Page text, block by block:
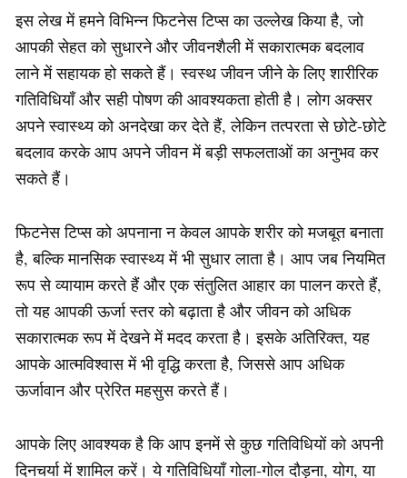
इस लेख में हमने विभिन्न फिटनेस टिप्स का उल्लेख किया है, जो
आपकी सेहत को सुधारने और जीवनशैली में सकारात्मक बदलाव
लाने में सहायक हो सकते हैं। स्वस्थ जीवन जीने के लिए शारीरिक
गतिविधियाँ और सही पोषण की आवश्यकता होती है। लोग अक्सर
अपने स्वास्थ्य को अनदेखा कर देते हैं, लेकिन तत्परता से छोटे-छोटे
बदलाव करके आप अपने जीवन में बड़ी सफलताओं का अनुभव कर
सकते हैं।
फिटनेस टिप्स को अपनाना न केवल आपके शरीर को मजबूत बनाता
है, बल्कि मानसिक स्वास्थ्य में भी सुधार लाता है। आप जब नियमित
रूप से व्यायाम करते हैं और एक संतुलित आहार का पालन करते हैं,
तो यह आपकी ऊर्जा स्तर को बढ़ाता है और जीवन को अधिक
सकारात्मक रूप में देखने में मदद करता है। इसके अतिरिक्त, यह
आपके आत्मविश्वास में भी वृद्धि करता है, जिससे आप अधिक
ऊर्जावान और प्रेरित महसुस करते हैं।
आपके लिए आवश्यक है कि आप इनमें से कुछ गतिविधियों को अपनी
दिनचर्या में शामिल करें। ये गतिविधियाँ गोला-गोल दौड़ना, योग, या